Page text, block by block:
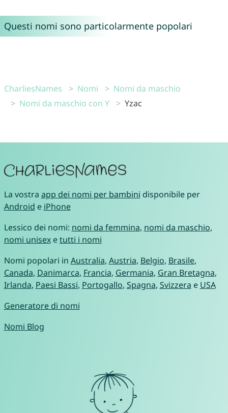
Questi nomi sono particolarmente popolari
CharliesNames Nomi
Nomi da maschio
Nomi da maschio con Y
Yzac
La vostra app dei nomi per bambini disponibile per
Android e iPhone
Lessico dei nomi: nomi da femmina, nomi da maschio,
nomi unisexetutti i nomi
Nomi popolari in Australia, Austria, Belgio, Brasile,
Canada, Danimarca, Francia, Germania, Gran Bretagna,
Irlanda, Paesi Bassi, Portogallo, Spagna, Svizzera e USA
Generatore di nomi
Nomi Blog